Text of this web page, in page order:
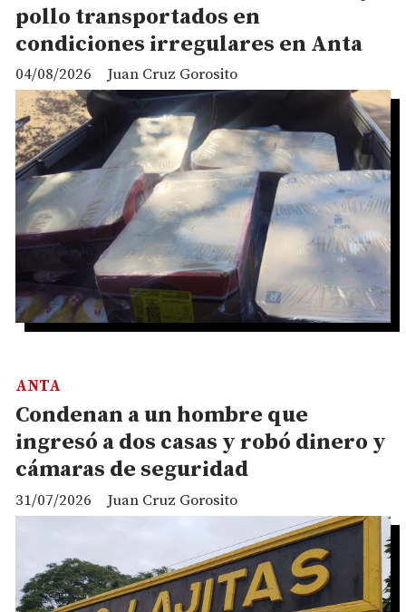
pollo transportados en
condiciones irregulares en Anta
Juan Cruz Gorosito
04/08/2026
Condenan a un hombre que
ingresó a dos casas y robó dinero y
cámaras de seguridad
Juan Cruz Gorosito
ANTA
31/07/2026